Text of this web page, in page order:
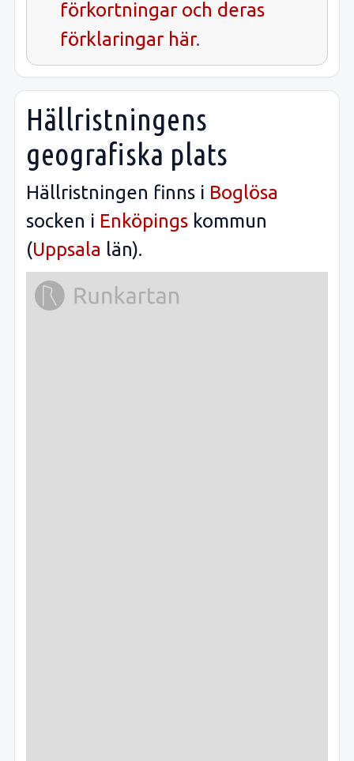
förkortningar och deras
förklaringar här.
Hällristningens
geografiska plats
Hällristningen finns i Boglösa
socken i Enköpings kommun
(Uppsala län).